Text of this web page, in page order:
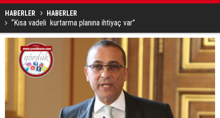
yerine uyarı verdi
HABERLER HABERLER
“Kısa vadeli kurtarma planına ihtiyaç var”